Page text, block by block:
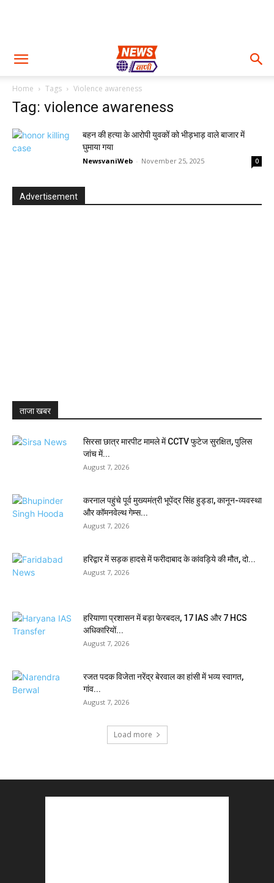
Home Tags Violence awareness
Tag: violence awareness
बहन की हत्या के आरोपी युवकों को भीड़भाड़ वाले बाजार में
घुमाया गया
NewsvaniWeb - November 25, 2025 0
Advertisement
ताजा खबर
सिरसा छात्र मारपीट मामले में CCTV फुटेज सुरक्षित, पुलिस
जांच में...
August 7, 2026
करनाल पहुंचे पूर्व मुख्यमंत्री भूपेंद्र सिंह हुड्डा, कानून-व्यवस्था
और कॉमनवेल्थ गेम्स...
August 7, 2026
हरिद्वार में सड़क हादसे में फरीदाबाद के कांवड़िये की मौत, दो...
August 7, 2026
हरियाणा प्रशासन में बड़ा फेरबदल, 17 IAS और 7 HCS
अधिकारियों...
August 7, 2026
रजत पदक विजेता नरेंद्र बेरवाल का हांसी में भव्य स्वागत,
गांव...
August 7, 2026
Load more